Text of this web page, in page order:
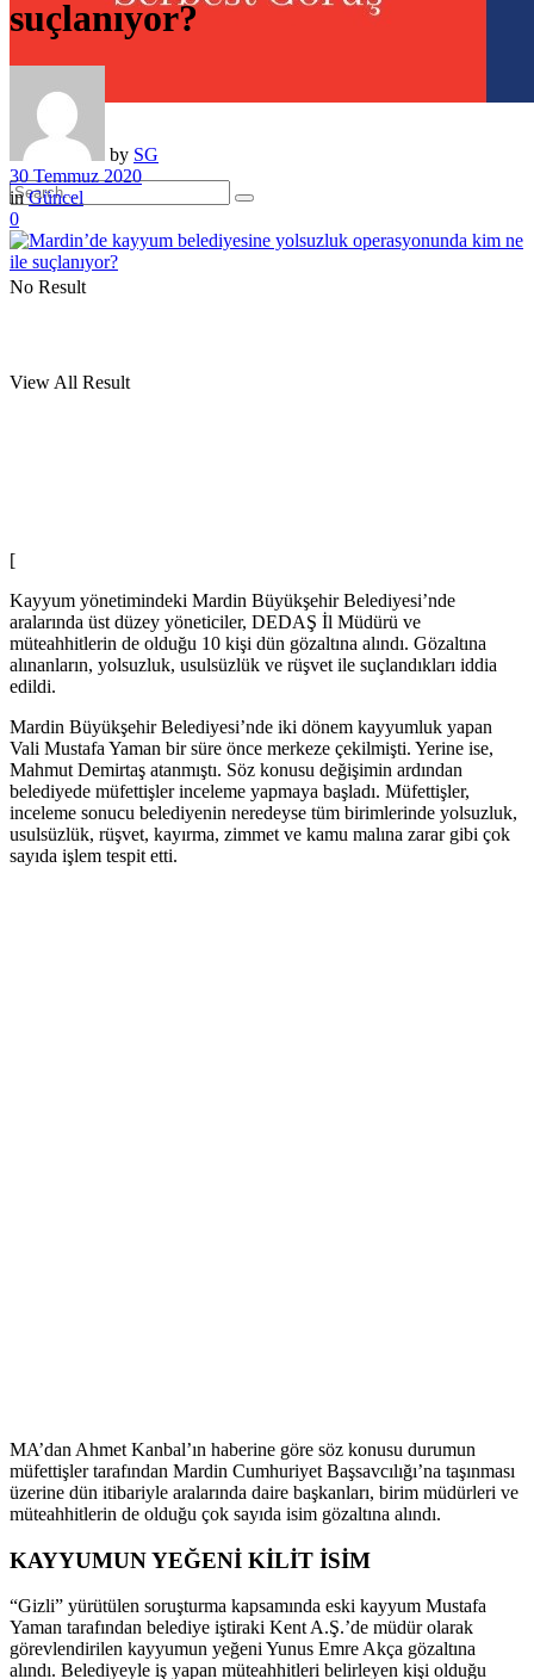
No Result
View All Result
suçlanıyor?
by SG
30 Temmuz 2020
in Güncel
0
[
Kayyum yönetimindeki Mardin Büyükşehir Belediyesi’nde
aralarında üst düzey yöneticiler, DEDAŞ İl Müdürü ve
müteahhitlerin de olduğu 10 kişi dün gözaltına alındı. Gözaltına
alınanların, yolsuzluk, usulsüzlük ve rüşvet ile suçlandıkları iddia
edildi.
Mardin Büyükşehir Belediyesi’nde iki dönem kayyumluk yapan
Vali Mustafa Yaman bir süre önce merkeze çekilmişti. Yerine ise,
Mahmut Demirtaş atanmıştı. Söz konusu değişimin ardından
belediyede müfettişler inceleme yapmaya başladı. Müfettişler,
inceleme sonucu belediyenin neredeyse tüm birimlerinde yolsuzluk,
usulsüzlük, rüşvet, kayırma, zimmet ve kamu malına zarar gibi çok
sayıda işlem tespit etti.
MA’dan Ahmet Kanbal’ın haberine göre söz konusu durumun
müfettişler tarafından Mardin Cumhuriyet Başsavcılığı’na taşınması
üzerine dün itibariyle aralarında daire başkanları, birim müdürleri ve
müteahhitlerin de olduğu çok sayıda isim gözaltına alındı.
KAYYUMUN YEĞENİ KİLİT İSİM
“Gizli” yürütülen soruşturma kapsamında eski kayyum Mustafa
Yaman tarafından belediye iştiraki Kent A.Ş.’de müdür olarak
görevlendirilen kayyumun yeğeni Yunus Emre Akça gözaltına
alındı. Belediyeyle iş yapan müteahhitleri belirleyen kişi olduğu